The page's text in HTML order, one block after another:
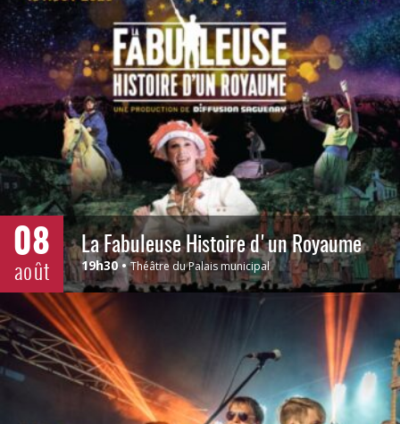
08
août
La Fabuleuse Histoire d'un Royaume
19h30 Théâtre du Palais municipal